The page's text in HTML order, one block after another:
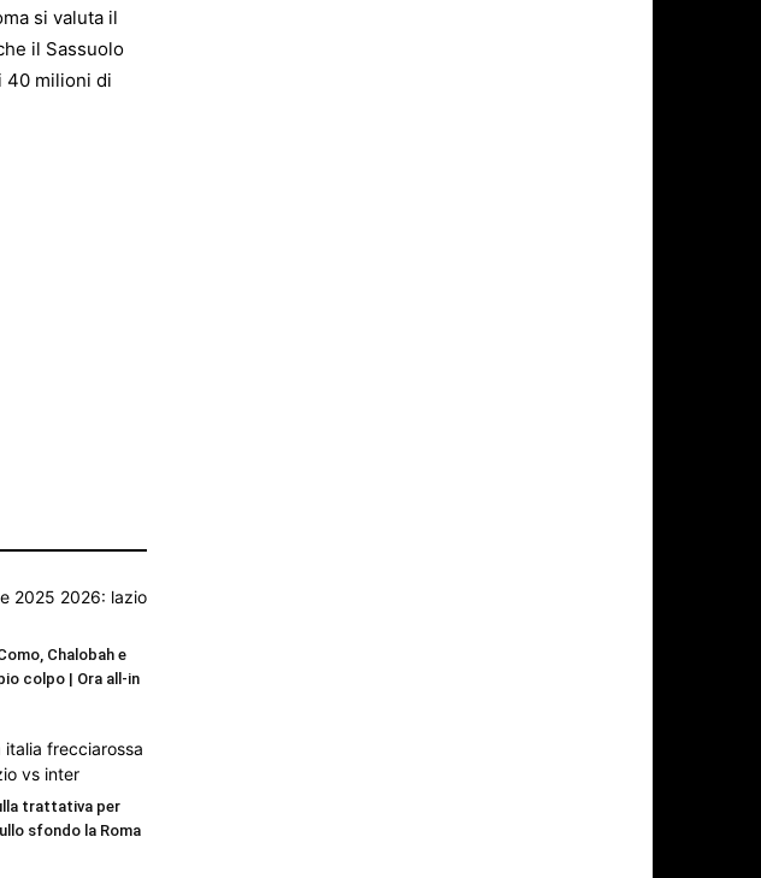
si valuta il
il Sassuolo
40 milioni di
Chalobah e
colpo | Ora all-in
trattativa per
sfondo la Roma